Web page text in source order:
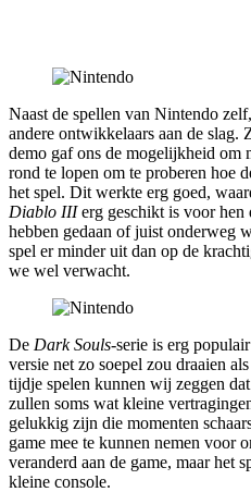
Naast de spellen van Nintendo
andere ontwikkelaars aan de slag.
demo gaf ons de mogelijkheid om
rond te lopen om te proberen hoe
het spel. Dit werkte erg goed,
Diablo IIIerg geschikt is voor hen
hebben gedaan of juist onderweg
spel er minder uit dan op de
we wel verwacht.
De Dark Souls-serie is erg
versie net zo soepel zou draaien
tijdje spelen kunnen wij zeggen
zullen soms wat kleine
gelukkig zijn die momenten
game mee te kunnen nemen voor
veranderd aan de game, maar het
kleine console.